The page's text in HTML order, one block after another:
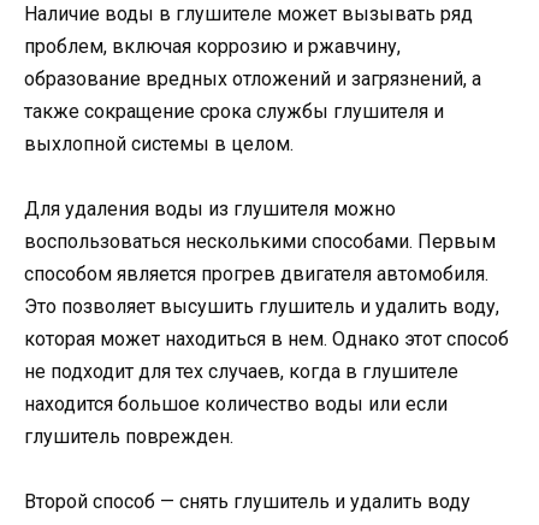
Наличие воды в глушителе может вызывать ряд
проблем, включая коррозию и ржавчину,
образование вредных отложений и загрязнений, а
также сокращение срока службы глушителя и
выхлопной системы в целом.
Для удаления воды из глушителя можно
воспользоваться несколькими способами. Первым
способом является прогрев двигателя автомобиля.
Это позволяет высушить глушитель и удалить воду,
которая может находиться в нем. Однако этот способ
не подходит для тех случаев, когда в глушителе
находится большое количество воды или если
глушитель поврежден.
Второй способ — снять глушитель и удалить воду